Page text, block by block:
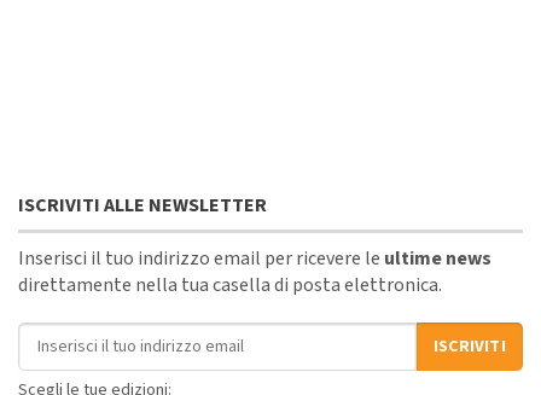
ISCRIVITI ALLE NEWSLETTER
Inserisci il tuo indirizzo email per ricevere le ultime news
direttamente nella tua casella di posta elettronica.
Indirizzo email
ISCRIVITI
Scegli le tue edizioni: